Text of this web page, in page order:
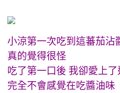
小涼第一次吃到這蕃茄
真的覺得很怪
吃了第一口後 我卻愛上
完全不會感覺在吃醬油味